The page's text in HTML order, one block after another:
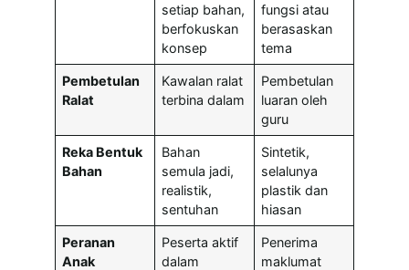
setiap bahan,
berfokuskan
konsep
fungsi atau
berasaskan
tema
Pembetulan
Ralat
Kawalan ralat
terbina dalam
Pembetulan
luaran oleh
guru
Reka Bentuk
Bahan
Bahan
semula jadi,
realistik,
sentuhan
Sintetik,
selalunya
plastik dan
hiasan
Peranan
Anak
Peserta aktif
dalam
Penerima
maklumat